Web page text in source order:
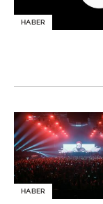
HABER
HABER